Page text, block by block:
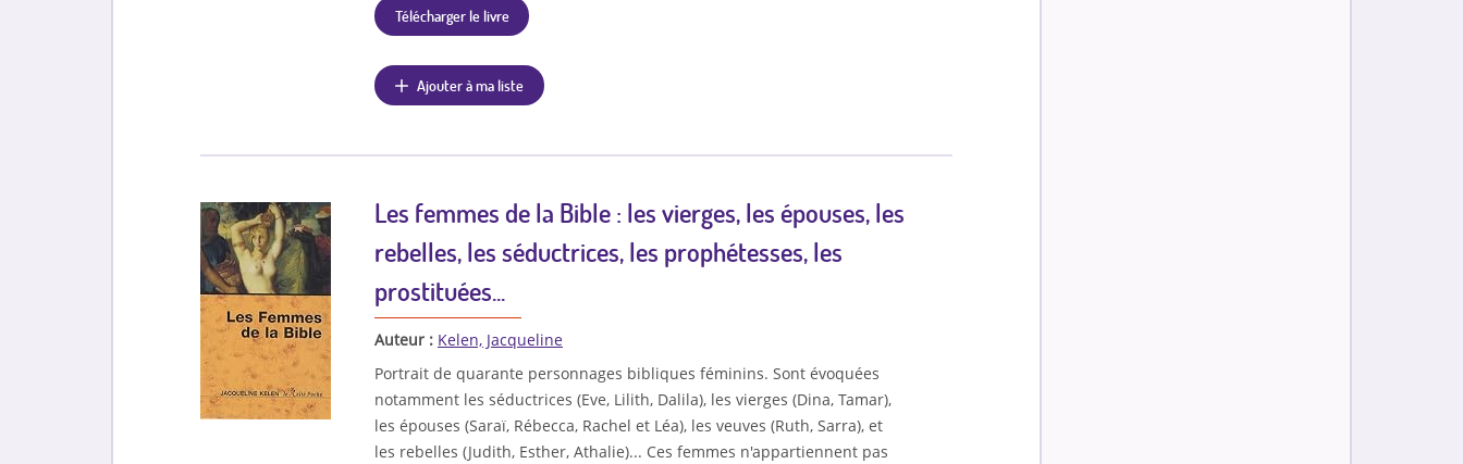
Télécharger le livre
Ajouter à ma liste
Les femmes de la Bible : les vierges, les épouses, les
rebelles, les séductrices, les prophétesses, les
prostituées...
Auteur : Kelen, Jacqueline
Portrait de quarante personnages bibliques féminins. Sont évoquées
notamment les séductrices (Eve, Lilith, Dalila), les vierges (Dina, Tamar),
les épouses (Saraï, Rébecca, Rachel et Léa), les veuves (Ruth, Sarra), et
les rebelles (Judith, Esther, Athalie)... Ces femmes n'appartiennent pas